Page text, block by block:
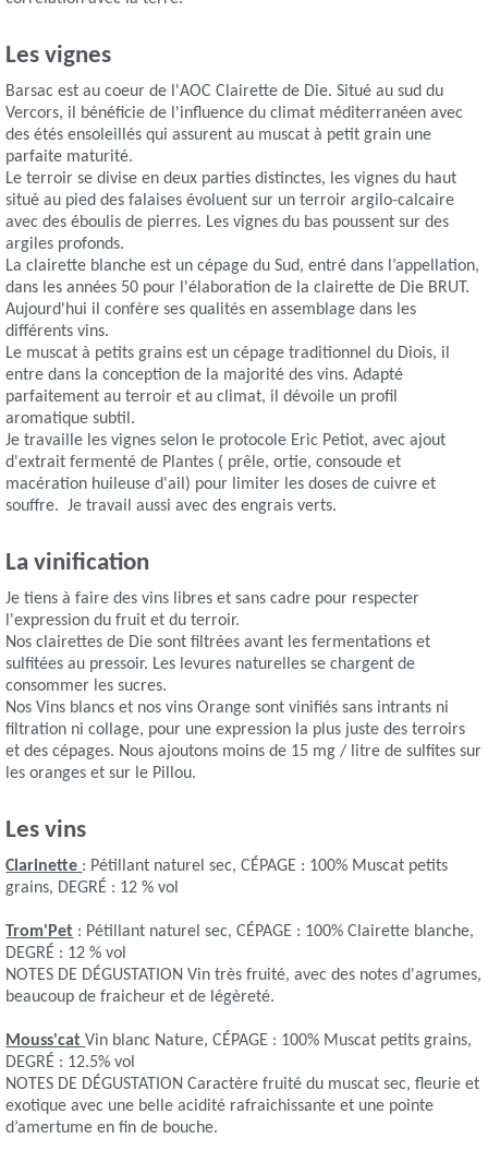
Les vignes
Barsac est au coeur de l'AOC Clairette de Die. Situé au sud du
Vercors, il bénéficie de l'influence du climat méditerranéen avec
des étés ensoleillés qui assurent au muscat à petit grain une
parfaite maturité.
Le terroir se divise en deux parties distinctes, les vignes du haut
situé au pied des falaises évoluent sur un terroir argilo-calcaire
avec des éboulis de pierres. Les vignes du bas poussent sur des
argiles profonds.
La clairette blanche est un cépage du Sud, entré dans l’appellation,
dans les années 50 pour l'élaboration de la clairette de Die BRUT.
Aujourd'hui il confère ses qualités en assemblage dans les
différents vins.
Le muscat à petits grains est un cépage traditionnel du Diois, il
entre dans la conception de la majorité des vins. Adapté
parfaitement au terroir et au climat, il dévoile un profil
aromatique subtil.
Je travaille les vignes selon le protocole Eric Petiot, avec ajout
d'extrait fermenté de Plantes ( prêle, ortie, consoude et
macération huileuse d'ail) pour limiter les doses de cuivre et
souffre. Je travail aussi avec des engrais verts.
La vinification
Je tiens à faire des vins libres et sans cadre pour respecter
l'expression du fruit et du terroir.
Nos clairettes de Die sont filtrées avant les fermentations et
sulfitées au pressoir. Les levures naturelles se chargent de
consommer les sucres.
Nos Vins blancs et nos vins Orange sont vinifiés sans intrants ni
filtration ni collage, pour une expression la plus juste des terroirs
et des cépages. Nous ajoutons moins de 15 mg / litre de sulfites sur
les oranges et sur le Pillou.
Les vins
Clarinette : Pétillant naturel sec, CÉPAGE : 100% Muscat petits
grains, DEGRÉ : 12 % vol
Trom'Pet : Pétillant naturel sec, CÉPAGE : 100% Clairette blanche,
DEGRÉ : 12 % vol
NOTES DE DÉGUSTATION Vin très fruité, avec des notes d'agrumes,
beaucoup de fraicheur et de légèreté.
Mouss'catVin blanc Nature, CÉPAGE : 100% Muscat petits grains,
DEGRÉ : 12.5% vol
NOTES DE DÉGUSTATION Caractère fruité du muscat sec, fleurie et
exotique avec une belle acidité rafraichissante et une pointe
d’amertume en fin de bouche.